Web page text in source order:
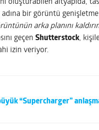
altyapıda,
adına bir görüntü
arka planını
geçen Shutterstock,
izin veriyor.
“Supercharger”